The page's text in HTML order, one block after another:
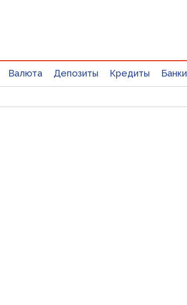
Валюта Депозиты Кредиты Банки